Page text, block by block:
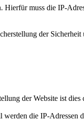
Hierfür muss die IP-
der Sicherheit
der Website ist dies
werden die IP-Adressen